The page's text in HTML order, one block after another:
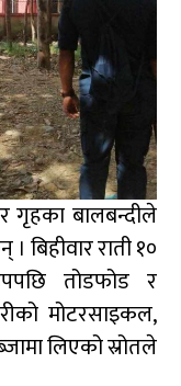
बालबन्दीले
बिहीवार राती १०
तोडफोड र
मोटरसाइकल,
लिएको स्रोतले